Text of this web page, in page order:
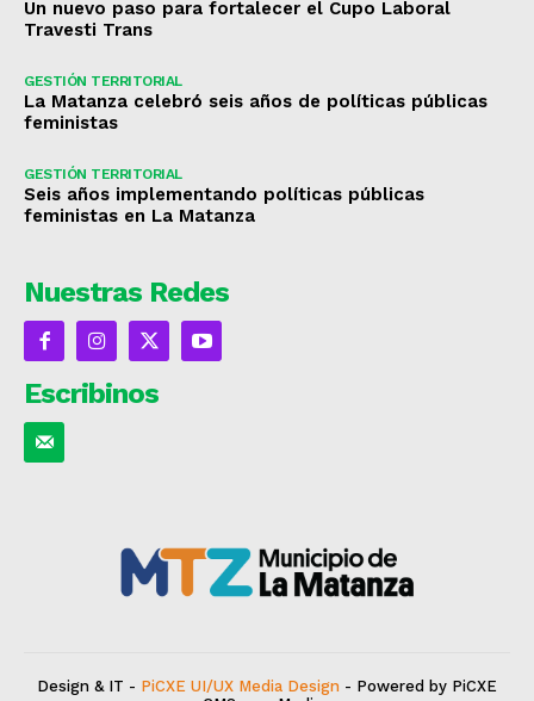
Un nuevo paso para fortalecer el Cupo Laboral
Travesti Trans
GESTIÓN TERRITORIAL
La Matanza celebró seis años de políticas públicas
feministas
GESTIÓN TERRITORIAL
Seis años implementando políticas públicas
feministas en La Matanza
Nuestras Redes
Escribinos
Design & IT - PiCXE UI/UX Media Design - Powered by PiCXE